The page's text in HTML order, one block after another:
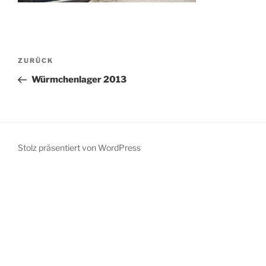
Beitragsnavigation
Vorheriger
Beitrag
ZURÜCK
Würmchenlager 2013
Stolz präsentiert von WordPress